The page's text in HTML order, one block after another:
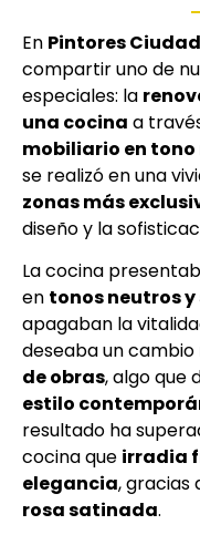
En Pintores
compartir uno de
especiales: la
una cocina a
mobiliario en tono
se realizó en una
zonas más
diseño y la
La cocina
en tonos neutros
apagaban la
deseaba un cambio
de obras, algo que
estilo
resultado ha
cocina que irradia
elegancia, gracias
rosa satinada.